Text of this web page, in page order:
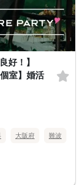
好！】
室】婚活
大阪府 難波